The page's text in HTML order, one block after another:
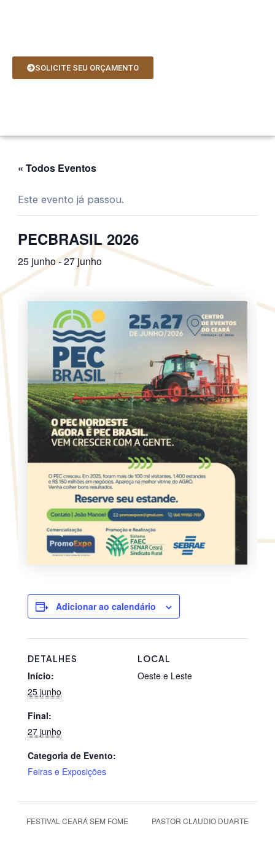
conteúdo
SOLICITE SEU ORÇAMENTO
« Todos Eventos
Este evento já passou.
PECBRASIL 2026
25 junho-27 junho
Adicionar ao calendário
DETALHES
Início:
25 junho
Final:
27 junho
Categoria de Evento:
Feiras e Exposições
LOCAL
Oeste e Leste
FESTIVAL CEARÁ SEM FOME PASTOR CLAUDIO DUARTE